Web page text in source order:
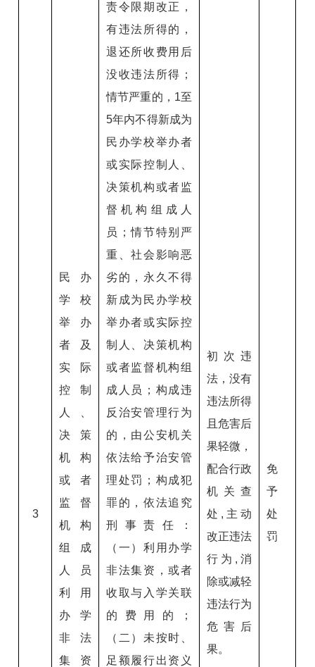
3
民办
学校
举办
者及
实际
控制
人、
决策
机构
或者
监督
机构
组成
人员
利用
办学
非法
集资
责令限期改正，
有违法所得的，
退还所收费用后
没收违法所得；
情节严重的，1至
5年内不得新成为
民办学校举办者
或实际控制人、
决策机构或者监
督机构组成人
员；情节特别严
重、社会影响恶
劣的，永久不得
新成为民办学校
举办者或实际控
制人、决策机构
或者监督机构组
成人员；构成违
反治安管理行为
的，由公安机关
依法给予治安管
理处罚；构成犯
罪的，依法追究
刑事责任：
（一）利用办学
非法集资，或者
收取与入学关联
的费用的；
（二）未按时、
足额履行出资义
初次违
法，没有
违法所得
且危害后
果轻微，
配合行政
机关查
处,主动
改正违法
行为,消
除或减轻
违法行为
危害后
果。
免
予
处
罚